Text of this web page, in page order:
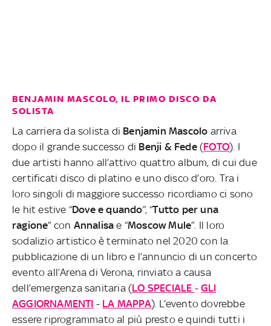
BENJAMIN MASCOLO, IL PRIMO DISCO DA
SOLISTA
La carriera da solista di Benjamin Mascolo arriva
dopo il grande successo di Benji & Fede(FOTO). I
due artisti hanno all’attivo quattro album, di cui due
certificati disco di platino e uno disco d’oro. Tra i
loro singoli di maggiore successo ricordiamo ci sono
le hit estive “Dove e quando”, “Tutto per una
ragione” con Annalisa e “Moscow Mule”. Il loro
sodalizio artistico è terminato nel 2020 con la
pubblicazione di un libro e l’annuncio di un concerto
evento all’Arena di Verona, rinviato a causa
dell’emergenza sanitaria (LO SPECIALE -GLI
AGGIORNAMENTI - LA MAPPA). L’evento dovrebbe
essere riprogrammato al più presto e quindi tutti i